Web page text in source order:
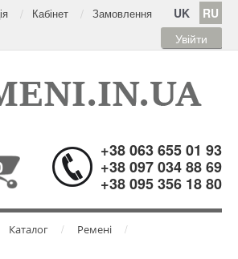
UK RU
Кабінет Замовлення
Увійти
+38 063 655 01 93
+38 097 034 88 69
+38 095 356 18 80
Каталог / Ремені
/